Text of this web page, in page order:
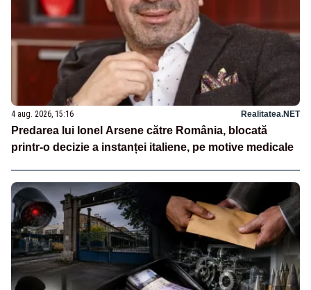
4 aug. 2026, 15:16 Realitatea.NET
Predarea lui Ionel Arsene către România, blocată
printr-o decizie a instanței italiene, pe motive medicale